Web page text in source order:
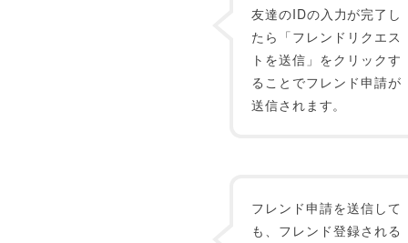
友達のIDの入力が完了し
たら「フレンドリクエス
トを送信」をクリックす
ることでフレンド申請が
送信されます。
フレンド申請を送信して
も、フレンド登録される